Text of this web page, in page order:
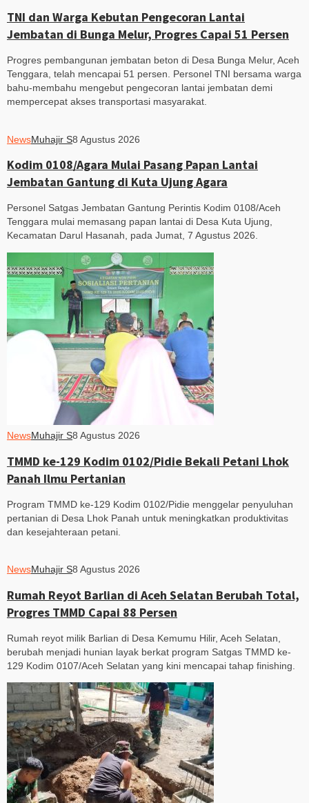
TNI dan Warga Kebutan Pengecoran Lantai
Jembatan di Bunga Melur, Progres Capai 51 Persen
Progres pembangunan jembatan beton di Desa Bunga Melur, Aceh
Tenggara, telah mencapai 51 persen. Personel TNI bersama warga
bahu-membahu mengebut pengecoran lantai jembatan demi
mempercepat akses transportasi masyarakat.
NewsMuhajir S8 Agustus 2026
Kodim 0108/Agara Mulai Pasang Papan Lantai
Jembatan Gantung di Kuta Ujung Agara
Personel Satgas Jembatan Gantung Perintis Kodim 0108/Aceh
Tenggara mulai memasang papan lantai di Desa Kuta Ujung,
Kecamatan Darul Hasanah, pada Jumat, 7 Agustus 2026.
NewsMuhajir S8 Agustus 2026
TMMD ke-129 Kodim 0102/Pidie Bekali Petani Lhok
Panah Ilmu Pertanian
Program TMMD ke-129 Kodim 0102/Pidie menggelar penyuluhan
pertanian di Desa Lhok Panah untuk meningkatkan produktivitas
dan kesejahteraan petani.
NewsMuhajir S8 Agustus 2026
Rumah Reyot Barlian di Aceh Selatan Berubah Total,
Progres TMMD Capai 88 Persen
Rumah reyot milik Barlian di Desa Kemumu Hilir, Aceh Selatan,
berubah menjadi hunian layak berkat program Satgas TMMD ke-
129 Kodim 0107/Aceh Selatan yang kini mencapai tahap finishing.